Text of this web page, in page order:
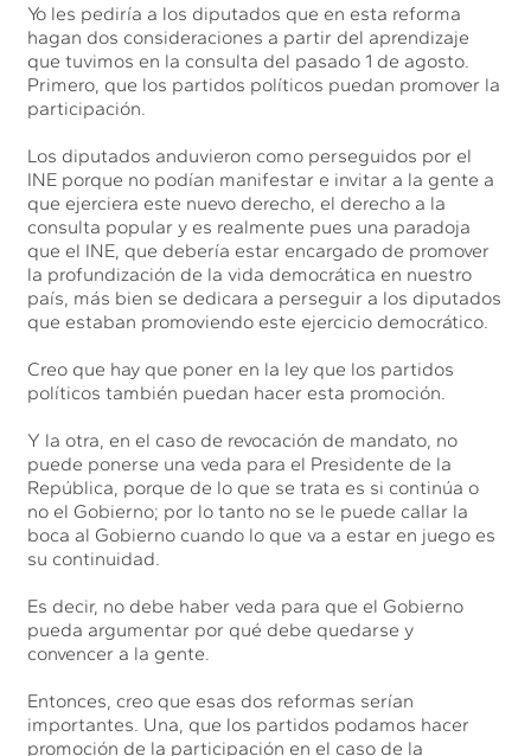
Yo les pediría a los diputados que en esta reforma
hagan dos consideraciones a partir del aprendizaje
que tuvimos en la consulta del pasado 1 de agosto.
Primero, que los partidos políticos puedan promover la
participación.
Los diputados anduvieron como perseguidos por el
INE porque no podían manifestar e invitar a la gente a
que ejerciera este nuevo derecho, el derecho a la
consulta popular y es realmente pues una paradoja
que el INE, que debería estar encargado de promover
la profundización de la vida democrática en nuestro
país, más bien se dedicara a perseguir a los diputados
que estaban promoviendo este ejercicio democrático.
Creo que hay que poner en la ley que los partidos
políticos también puedan hacer esta promoción.
Y la otra, en el caso de revocación de mandato, no
puede ponerse una veda para el Presidente de la
República, porque de lo que se trata es si continúa o
no el Gobierno; por lo tanto no se le puede callar la
boca al Gobierno cuando lo que va a estar en juego es
su continuidad.
Es decir, no debe haber veda para que el Gobierno
pueda argumentar por qué debe quedarse y
convencer a la gente.
Entonces, creo que esas dos reformas serían
importantes. Una, que los partidos podamos hacer
promoción de la participación en el caso de la